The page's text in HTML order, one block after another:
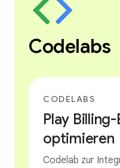
Codelabs
CODELABS
Play
optimieren
Codelab zur